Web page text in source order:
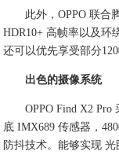
此外，OPPO 联合
HDR10+ 高帧率以及环
还可以优先享受部分120
出色的摄像系统
OPPO Find X2
底 IMX689 传感器，
防抖技术。能够实现 光